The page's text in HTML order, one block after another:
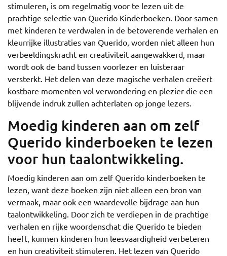
stimuleren, is om regelmatig voor te lezen uit de
prachtige selectie van Querido Kinderboeken. Door samen
met kinderen te verdwalen in de betoverende verhalen en
kleurrijke illustraties van Querido, worden niet alleen hun
verbeeldingskracht en creativiteit aangewakkerd, maar
wordt ook de band tussen voorlezer en luisteraar
versterkt. Het delen van deze magische verhalen creëert
kostbare momenten vol verwondering en plezier die een
blijvende indruk zullen achterlaten op jonge lezers.
Moedig kinderen aan om zelf
Querido kinderboeken te lezen
voor hun taalontwikkeling.
Moedig kinderen aan om zelf Querido kinderboeken te
lezen, want deze boeken zijn niet alleen een bron van
vermaak, maar ook een waardevolle bijdrage aan hun
taalontwikkeling. Door zich te verdiepen in de prachtige
verhalen en rijke woordenschat die Querido te bieden
heeft, kunnen kinderen hun leesvaardigheid verbeteren
en hun creativiteit stimuleren. Het lezen van Querido